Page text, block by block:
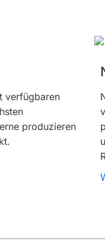
verfügbaren
produzieren